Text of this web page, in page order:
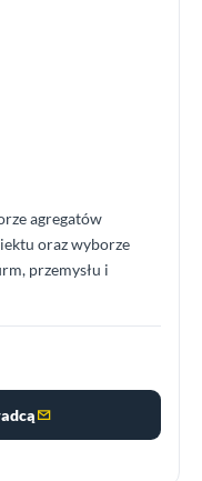
agregatów
oraz wyborze
przemysłu i